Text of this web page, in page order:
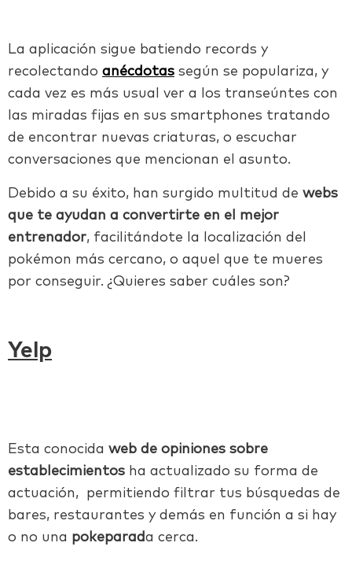
La aplicación sigue batiendo records y
recolectando anécdotas según se populariza, y
cada vez es más usual ver a los transeúntes con
las miradas fijas en sus smartphones tratando
de encontrar nuevas criaturas, o escuchar
conversaciones que mencionan el asunto.
Debido a su éxito, han surgido multitud de webs
que te ayudan a convertirte en el mejor
entrenador, facilitándote la localización del
pokémon más cercano, o aquel que te mueres
por conseguir. ¿Quieres saber cuáles son?
Yelp
Esta conocida web de opiniones sobre
establecimientos ha actualizado su forma de
actuación, permitiendo filtrar tus búsquedas de
bares, restaurantes y demás en función a si hay
o no una pokeparada cerca.